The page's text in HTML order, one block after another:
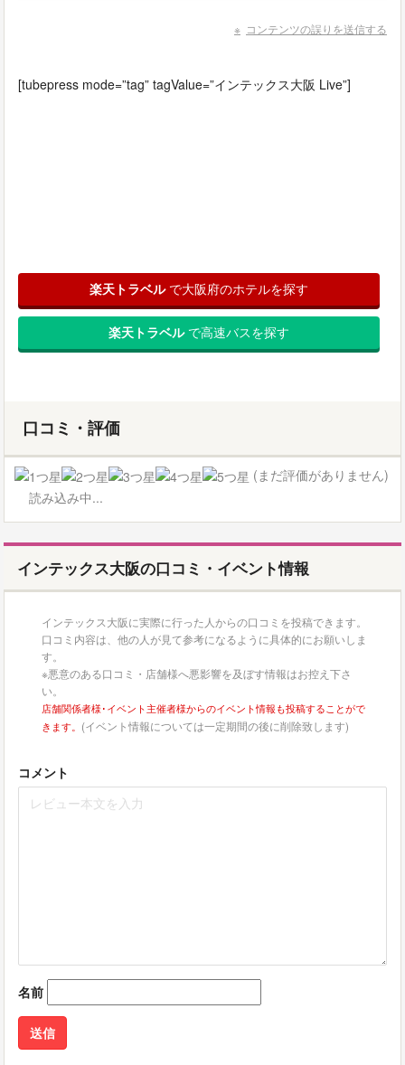
コンテンツの誤りを送信する
[tubepress mode=”tag” tagValue=”インテックス大阪 Live”]
楽天トラベルで大阪府のホテルを探す
楽天トラベルで高速バスを探す
口コミ・評価
(まだ評価がありません)
読み込み中...
インテックス大阪の口コミ・イベント情報
インテックス大阪に実際に行った人からの口コミを投稿できます。
口コミ内容は、他の人が見て参考になるように具体的にお願いしま
す。
※悪意のある口コミ・店舗様へ悪影響を及ぼす情報はお控え下さ
い。
店舗関係者様･イベント主催者様からのイベント情報も投稿することがで
きます。 (イベント情報については一定期間の後に削除致します)
コメント
名前